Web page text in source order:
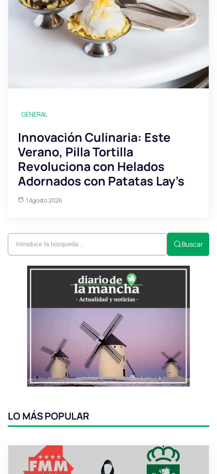
GENERAL
Innovación Culinaria: Este
Verano, Pilla Tortilla
Revoluciona con Helados
Adornados con Patatas Lay’s
1 Agosto 2026
Buscar
LO MÁS POPULAR